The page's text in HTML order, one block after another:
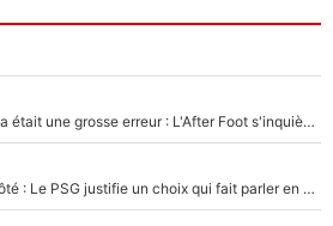
L'interview de Medhi Benatia était une grosse erreur : L'After Foot s'inquiète pour l'avenir de l'ancien dirigeant de l'OM qui pourrait rester longtemps au chômage
Lucas Chevalier laissé de côté : Le PSG justifie un choix qui fait parler en plein mercato